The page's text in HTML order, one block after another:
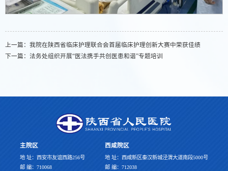
上一篇： 我院在陕西省临床护理联合会首届临床护理创新大赛中荣获佳绩
下一篇： 法务处组织开展“医法携手共创医患和谐”专题培训
主院区
地 址：西安市友谊西路256号
邮 编：710068
西咸院区
地 址：西咸新区秦汉新城泾渭大道南段5000号
邮 编：712038